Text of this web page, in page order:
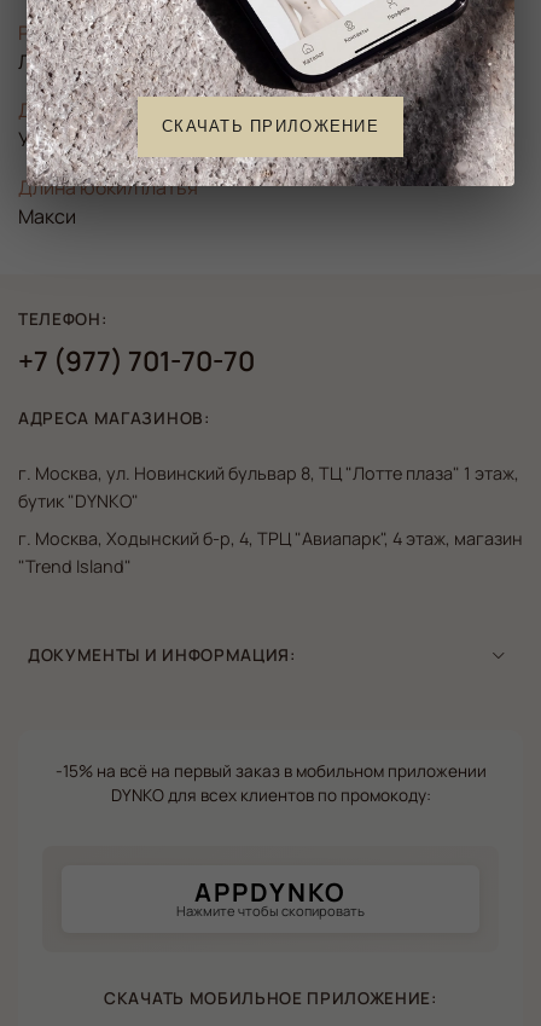
Размер
Линейка XS-S-M-L
Длина рукава
Удлинённый
Длина юбки/платья
Макси
ТЕЛЕФОН:
+7 (977) 701-70-70
АДРЕСА МАГАЗИНОВ:
г. Москва, ул. Новинский бульвар 8, ТЦ "Лотте плаза" 1 этаж,
бутик "DYNKO"
г. Москва, Ходынский б-р, 4, ТРЦ "Авиапарк", 4 этаж, магазин
"Trend Island"
ДОКУМЕНТЫ И ИНФОРМАЦИЯ:
-15% на всё на первый заказ в мобильном приложении
DYNKO для всех клиентов по промокоду:
APPDYNKO
Нажмите чтобы скопировать
СКАЧАТЬ МОБИЛЬНОЕ ПРИЛОЖЕНИЕ:
СКАЧАТЬ ПРИЛОЖЕНИЕ